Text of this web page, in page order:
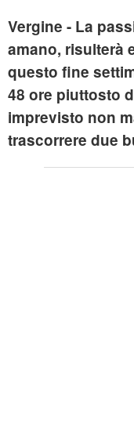
Vergine - La
amano, risulterà
questo fine
48 ore piuttosto
imprevisto non
trascorrere due